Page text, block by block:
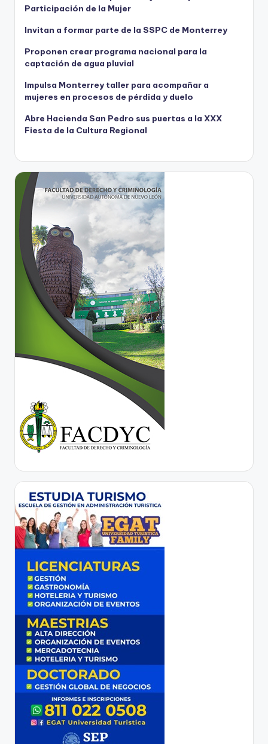
Participación de la Mujer
Invitan a formar parte de la SSPC de Monterrey
Proponen crear programa nacional para la
captación de agua pluvial
Impulsa Monterrey taller para acompañar a
mujeres en procesos de pérdida y duelo
Abre Hacienda San Pedro sus puertas a la XXX
Fiesta de la Cultura Regional